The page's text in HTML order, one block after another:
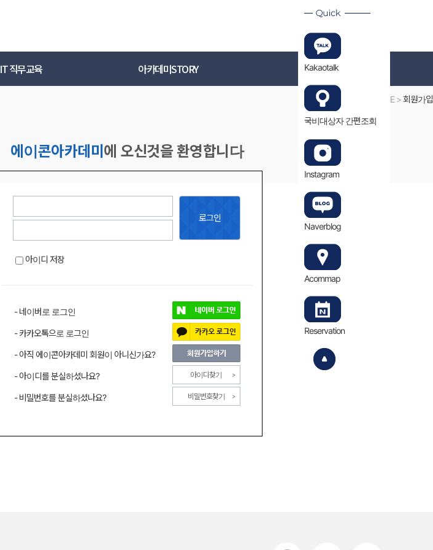
IT 직무교육 아카데미STORY 고객센터
HOME >회원가입
에이콘아카데미 에 오신것을 환영합니다
로그인
아이디 저장
- 네이버로 로그인
- 카카오톡으로 로그인
- 아직 에이콘아카데미 회원이 아니신가요?
- 아이디를 분실하셨나요? 아이디찾기
- 비밀번호를 분실하셨나요? 비밀번호찾기
Kakaotalk
국비대상자 간편조회
Instagram
Naverblog
Acornmap
Reservation